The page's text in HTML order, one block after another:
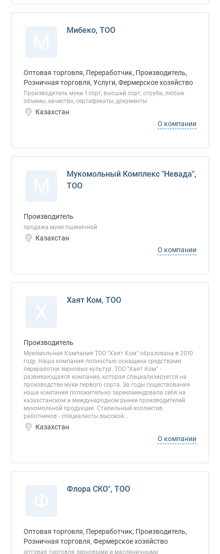
Мибеко, ТОО
Оптовая торговля, Переработчик, Производитель,
Розничная торговля, Услуги, Фермерское хозяйство
Производитель муки 1 сорт, высший сорт, отруби, любые
объемы, качество, сертификаты, документы
Казахстан
О компании
Мукомольный Комплекс "Невада",
ТОО
Производитель
продажа муки пшеничной
Казахстан
О компании
Хаят Ком, ТОО
Производитель
Мукомольная Компания ТОО "Хаят Ком" образована в 2010
году. Наша компания полностью оснащена средствами
переработки зерновых культур. ТОО "Хаят Ком" -
развивающаяся компания, которая специализируется на
производстве муки первого сорта. За годы существования
наша компания положительно зарекомендовала себя на
казахстанском и международном рынке производителей
мукомольной продукции. Стабильный коллектив
работников - специалисты высокой...
Казахстан
О компании
Флора СКО", ТОО
Оптовая торговля, Переработчик, Производитель,
Розничная торговля, Фермерское хозяйство
оптовая торговля зерновыми и масляничными